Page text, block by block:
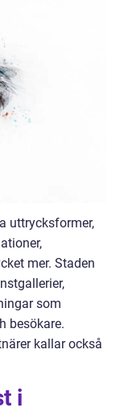
uttrycksformer,
mer. Staden
som
besökare.
kallar också
i